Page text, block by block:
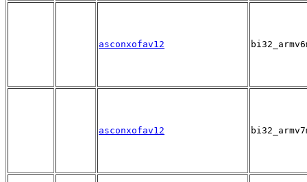
asconxofav12
asconxofav12